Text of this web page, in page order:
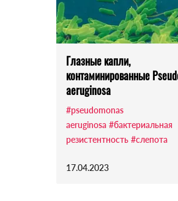
Глазные капли,
контаминированные
aeruginosa
#pseudomonas
aeruginosa #бактериальная
резистентность #слепота
17.04.2023